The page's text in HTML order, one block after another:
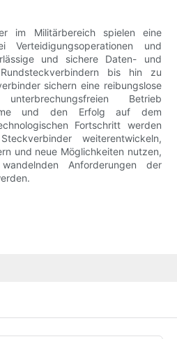
im Militärbereich spielen eine
Verteidigungsoperationen und
und sichere Daten- und
bis hin zu
sichern eine reibungslose
Betrieb
und den Erfolg auf dem
Fortschritt werden
weiterentwickeln,
und neue Möglichkeiten nutzen,
Anforderungen der